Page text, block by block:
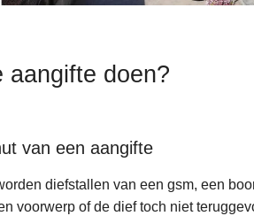
aangifte doen?
van een aangifte
diefstallen van een gsm, een
voorwerp of de dief toch niet